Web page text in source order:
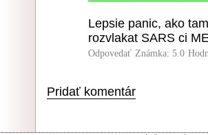
Lepsie panic, ako
rozvlakat SARS ci
Odpovedať Známka: 5.0
Pridať komentár